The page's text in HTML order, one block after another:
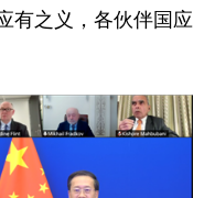
有之义，各伙伴国应